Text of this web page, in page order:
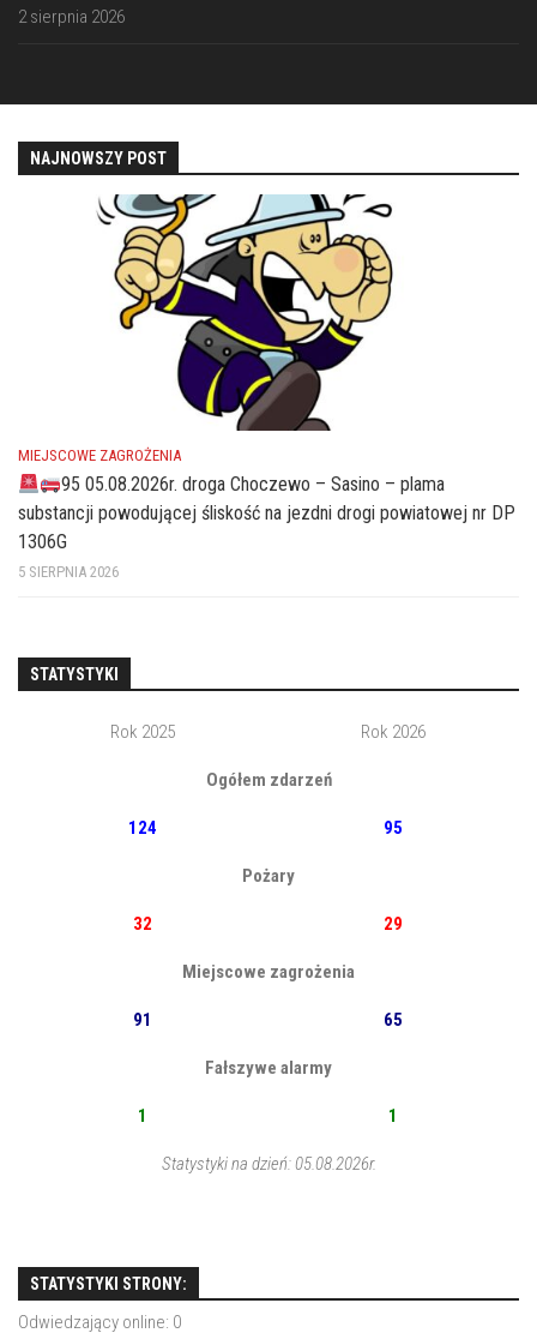
2 sierpnia 2026
NAJNOWSZY POST
MIEJSCOWE ZAGROŻENIA
95 05.08.2026r. droga Choczewo – Sasino – plama
substancji powodującej śliskość na jezdni drogi powiatowej nr DP
1306G
5 SIERPNIA 2026
STATYSTYKI
Rok 2025 Rok 2026
Ogółem zdarzeń
124 95
Pożary
32 29
Miejscowe zagrożenia
91 65
Fałszywe alarmy
1 1
Statystyki na dzień: 05.08.2026r.
STATYSTYKI STRONY:
Odwiedzający online: 0